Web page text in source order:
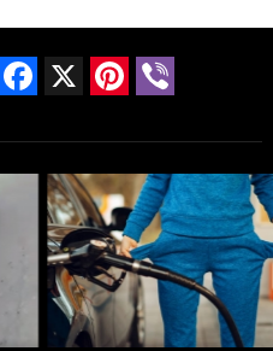
Share Facebook Pinterest